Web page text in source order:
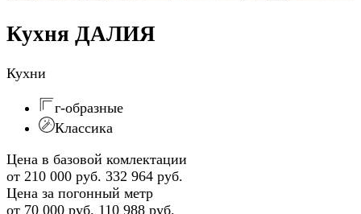
Кухня ДАЛИЯ
Кухни
г-образные
Классика
Цена в базовой комлектации
от 210 000 руб. 332 964 руб.
Цена за погонный метр
от 70 000 руб. 110 988 руб.